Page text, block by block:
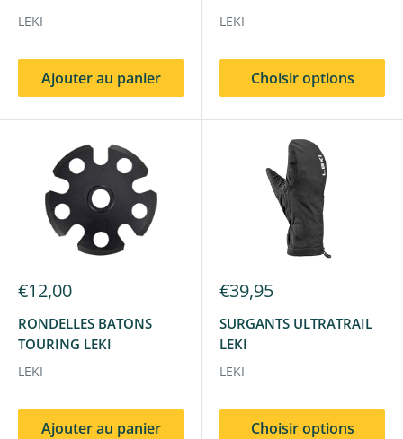
LEKI
Ajouter au panier
LEKI
Choisir options
€12,00
RONDELLES BATONS
TOURING LEKI
LEKI
Ajouter au panier
€39,95
SURGANTS ULTRATRAIL
LEKI
LEKI
Choisir options